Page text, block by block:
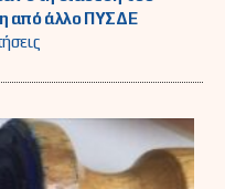
από άλλο ΠΥΣΔΕ